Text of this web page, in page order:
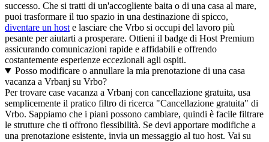
successo. Che si tratti di un'accogliente baita o di una casa al mare,
puoi trasformare il tuo spazio in una destinazione di spicco,
diventare un host e lasciare che Vrbo si occupi del lavoro più
pesante per aiutarti a prosperare. Ottieni il badge di Host Premium
assicurando comunicazioni rapide e affidabili e offrendo
costantemente esperienze eccezionali agli ospiti.
Posso modificare o annullare la mia prenotazione di una casa
vacanza a Vrbanj su Vrbo?
Per trovare case vacanza a Vrbanj con cancellazione gratuita, usa
semplicemente il pratico filtro di ricerca "Cancellazione gratuita" di
Vrbo. Sappiamo che i piani possono cambiare, quindi è facile filtrare
le strutture che ti offrono flessibilità. Se devi apportare modifiche a
una prenotazione esistente, invia un messaggio al tuo host. Vai su